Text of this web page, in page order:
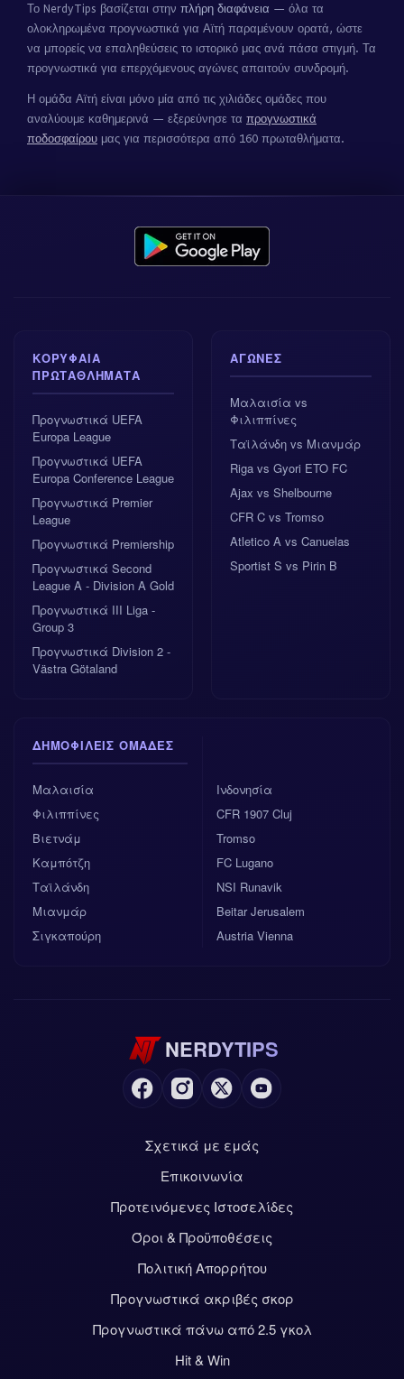
Το NerdyTips βασίζεται στην πλήρη διαφάνεια — όλα τα
ολοκληρωμένα προγνωστικά για Αϊτή παραμένουν ορατά, ώστε
να μπορείς να επαληθεύσεις το ιστορικό μας ανά πάσα στιγμή. Τα
προγνωστικά για επερχόμενους αγώνες απαιτούν συνδρομή.
Η ομάδα Αϊτή είναι μόνο μία από τις χιλιάδες ομάδες που
αναλύουμε καθημερινά — εξερεύνησε τα προγνωστικά
ποδοσφαίρου μας για περισσότερα από 160 πρωταθλήματα.
ΚΟΡΥΦΑΊΑ
ΠΡΩΤΑΘΛΉΜΑΤΑ
Προγνωστικά UEFA
Europa League
Προγνωστικά UEFA
Europa Conference League
Προγνωστικά Premier
League
Προγνωστικά Premiership
Προγνωστικά Second
League A - Division A Gold
Προγνωστικά III Liga -
Group 3
Προγνωστικά Division 2 -
Västra Götaland
ΑΓΏΝΕΣ
Μαλαισία vs
Φιλιππίνες
Ταϊλάνδη vs Μιανμάρ
Riga vs Gyori ETO FC
Ajax vs Shelbourne
CFR C vs Tromso
Atletico A vs Canuelas
Sportist S vs Pirin B
ΔΗΜΟΦΙΛΕΊΣ ΟΜΆΔΕΣ
Μαλαισία
Φιλιππίνες
Βιετνάμ
Καμπότζη
Ταϊλάνδη
Μιανμάρ
Σιγκαπούρη
Ινδονησία
CFR 1907 Cluj
Tromso
FC Lugano
NSI Runavik
Beitar Jerusalem
Austria Vienna
NERDYTIPS
Σχετικά με εμάς
Επικοινωνία
Προτεινόμενες Ιστοσελίδες
Όροι & Προϋποθέσεις
Πολιτική Απορρήτου
Προγνωστικά ακριβές σκορ
Προγνωστικά πάνω από 2.5 γκολ
Hit & Win